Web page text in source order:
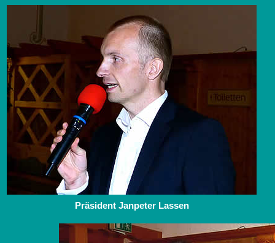
Präsident Janpeter Lassen